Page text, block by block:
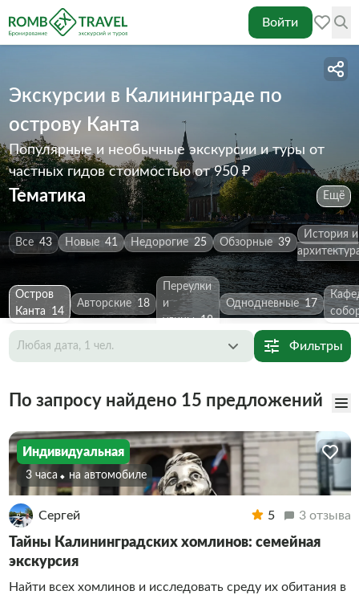
Войти
Экскурсии в Калининграде по
острову Канта
Популярные и необычные экскурсии и туры от
частных гидовстоимостью от 950 ₽
Тематика Ещё
Все 43 Новые 41 Недорогие 25 Обзорные 39
История и
Остров
Канта
14
Авторские 18
Переулки
и
улицы 18
Однодневные 17
Любая дата, 1 чел. Фильтры
По запросу найдено 15 предложений
Индивидуальная
3 часа На автомобиле
Сергей 5 3 отзыва
Тайны Калининградских хомлинов: семейная
экскурсия
Найти всех хомлинов и исследовать среду их обитания в